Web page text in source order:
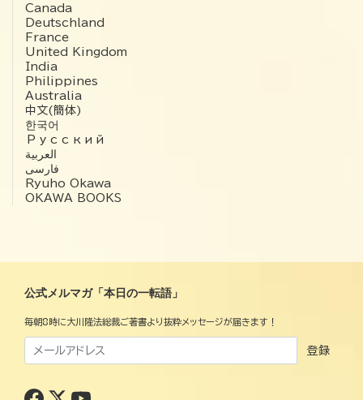
Canada
Deutschland
France
United Kingdom
India
Philippines
Australia
中文(簡体)
한국어
Русский
العربية‏
فارسی
Ryuho Okawa
OKAWA BOOKS
公式メルマガ「本日の一転語」
毎朝8時に大川隆法総裁ご著書より抜粋メッセージが届きます！
登録